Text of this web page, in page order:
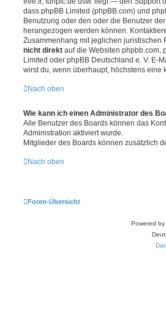
dass phpBB Limited (phpBB.com) und
Benutzung oder den oder die Benutzer
herangezogen werden können.
Zusammenhang mit jeglichen
nicht direkt auf die Websiten phpbb.com,
Limited oder phpBB Deutschland e. V. E-
wirst du, wenn überhaupt, höchstens eine
Nach oben
Wie kann ich einen Administrator des
Alle Benutzer des Boards können das
Administration aktiviert wurde.
Mitglieder des Boards können zusätzlich
Nach oben
Foren-Übersicht
Powered by